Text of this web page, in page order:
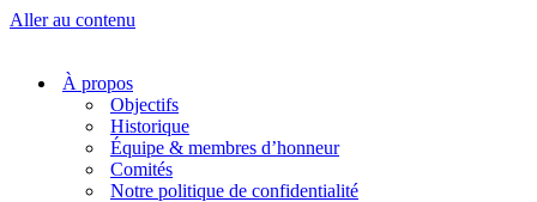
Aller au contenu
À propos
Objectifs
Historique
Équipe & membres d’honneur
Comités
Notre politique de confidentialité